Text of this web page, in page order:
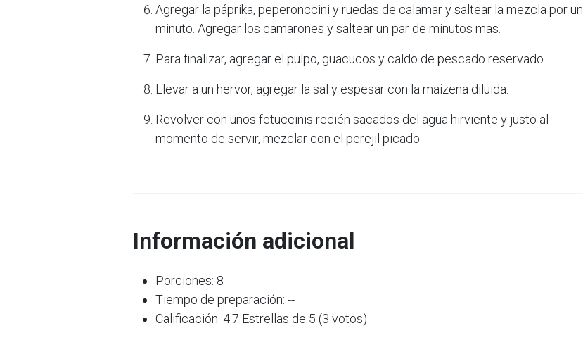
Agregar la páprika, peperonccini y ruedas de calamar y saltear la mezcla por un
minuto. Agregar los camarones y saltear un par de minutos mas.
Para finalizar, agregar el pulpo, guacucos y caldo de pescado reservado.
Llevar a un hervor, agregar la sal y espesar con la maizena diluida.
Revolver con unos fetuccinis recién sacados del agua hirviente y justo al
momento de servir, mezclar con el perejil picado.
Información adicional
Porciones: 8
Tiempo de preparación: --
Calificación: 4.7 Estrellas de 5 (3 votos)